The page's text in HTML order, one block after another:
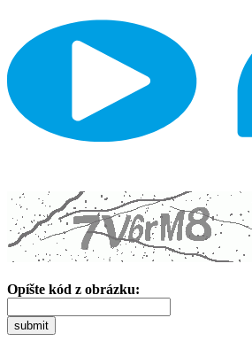
Opíšte kód z obrázku:
submit